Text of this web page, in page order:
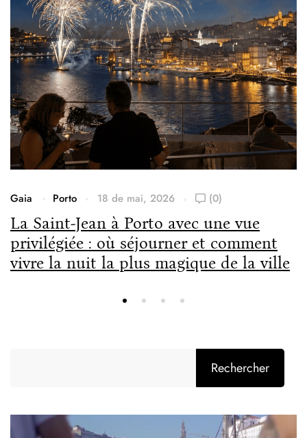
Gaia Porto 18 de mai, 2026 (0)
La Saint-Jean à Porto avec une vue
privilégiée : où séjourner et comment
vivre la nuit la plus magique de la ville
Rechercher